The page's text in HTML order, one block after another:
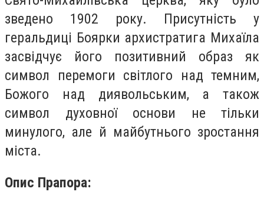
зведено 1902 року. Присутність у
геральдиці Боярки архистратига Михаїла
засвідчує його позитивний образ як
символ перемоги світлого над темним,
Божого над диявольським, а також
символ духовної основи не тільки
минулого, але й майбутнього зростання
міста.
Опис Прапора: